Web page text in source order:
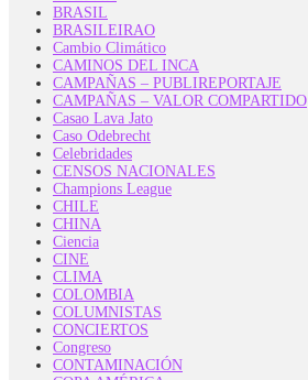
BRASIL
BRASILEIRAO
Cambio Climático
CAMINOS DEL INCA
CAMPAÑAS – PUBLIREPORTAJE
CAMPAÑAS – VALOR COMPARTIDO
Casao Lava Jato
Caso Odebrecht
Celebridades
CENSOS NACIONALES
Champions League
CHILE
CHINA
Ciencia
CINE
CLIMA
COLOMBIA
COLUMNISTAS
CONCIERTOS
Congreso
CONTAMINACIÓN